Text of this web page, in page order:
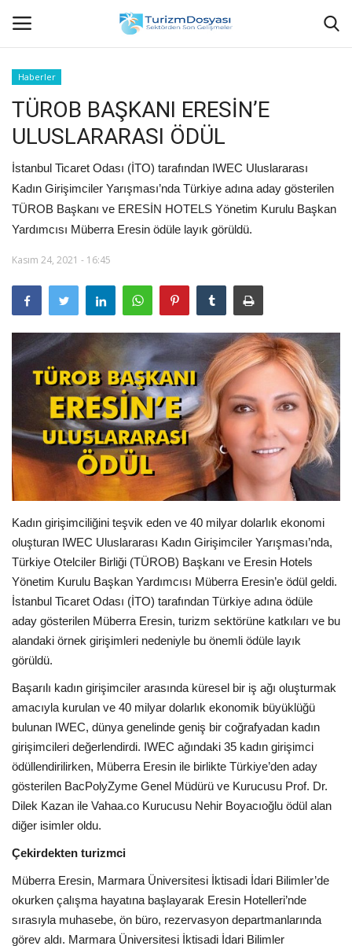
Anasayfa
Bize Ulaşın
Künye
Halil ÖNCÜ kimdir?
KVKK Aydınlatma Metni
Haberler
Görüntülü
Araştırma - İnceleme
Lezzet Durakları
Röportajlar
Sizlerden Gelenler
Yorumlar
Video Tanıtım
Köşe Yazarları
Galeri
Haberler
TÜROB BAŞKANI ERESİN’E
ULUSLARARASI ÖDÜL
İstanbul Ticaret Odası (İTO) tarafından IWEC Uluslararası
Kadın Girişimciler Yarışması’nda Türkiye adına aday gösterilen
TÜROB Başkanı ve ERESİN HOTELS Yönetim Kurulu Başkan
Yardımcısı Müberra Eresin ödüle layık görüldü.
Kasım 24, 2021 - 16:45
Kadın girişimciliğini teşvik eden ve 40 milyar dolarlık ekonomi
oluşturan IWEC Uluslararası Kadın Girişimciler Yarışması’nda,
Türkiye Otelciler Birliği (TÜROB) Başkanı ve Eresin Hotels
Yönetim Kurulu Başkan Yardımcısı Müberra Eresin’e ödül geldi.
İstanbul Ticaret Odası (İTO) tarafından Türkiye adına ödüle
aday gösterilen Müberra Eresin, turizm sektörüne katkıları ve bu
alandaki örnek girişimleri nedeniyle bu önemli ödüle layık
görüldü.
Başarılı kadın girişimciler arasında küresel bir iş ağı oluşturmak
amacıyla kurulan ve 40 milyar dolarlık ekonomik büyüklüğü
bulunan IWEC, dünya genelinde geniş bir coğrafyadan kadın
girişimcileri değerlendirdi. IWEC ağındaki 35 kadın girişimci
ödüllendirilirken, Müberra Eresin ile birlikte Türkiye’den aday
gösterilen BacPolyZyme Genel Müdürü ve Kurucusu Prof. Dr.
Dilek Kazan ile Vahaa.co Kurucusu Nehir Boyacıoğlu ödül alan
diğer isimler oldu.
Çekirdekten turizmci
Müberra Eresin, Marmara Üniversitesi İktisadi İdari Bilimler’de
okurken çalışma hayatına başlayarak Eresin Hotelleri’nde
sırasıyla muhasebe, ön büro, rezervasyon departmanlarında
görev aldı. Marmara Üniversitesi İktisadi İdari Bilimler